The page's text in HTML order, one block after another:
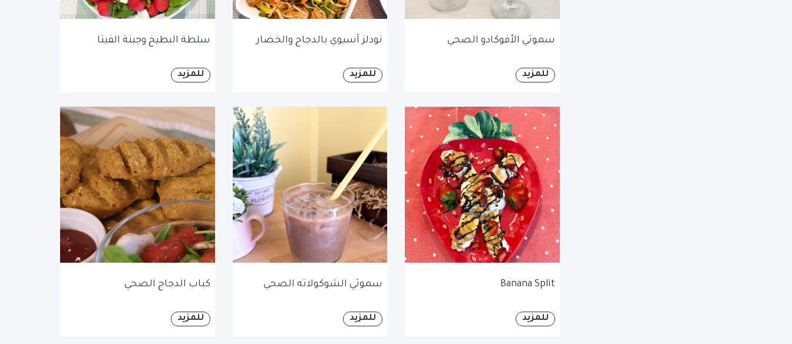
سموثي الأفوكادو الصحي
للمزيد
نودلز آسيوي بالدجاج والخضار
للمزيد
سلطة البطيخ وجبنة الفيتا
للمزيد
Banana Split
للمزيد
سموثي الشوكولاته الصحي
للمزيد
كباب الدجاج الصحي
للمزيد